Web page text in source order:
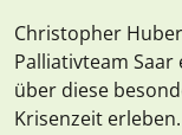
Christopher
Palliativteam
über diese
Krisenzeit erleben.